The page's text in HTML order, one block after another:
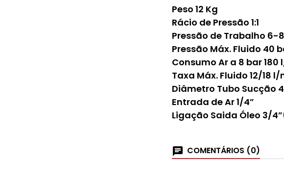
Peso 12 Kg
Rácio de Pressão 1:1
Pressão de Trabalho 6-
Pressão Máx. Fluido 40
Consumo Ar a 8 bar 180
Taxa Máx. Fluido 12/18 l/
Diâmetro Tubo Sucção
Entrada de Ar 1/4”
Ligação Saida Óleo 3/
COMENTÁRIOS (0)